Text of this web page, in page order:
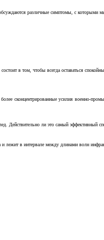
различные симптомы, с
в том, чтобы всегда оставаться
сконцентрированные усилия военно-
Действительно ли это самый эффективный
лежит в интервале между длинами волн